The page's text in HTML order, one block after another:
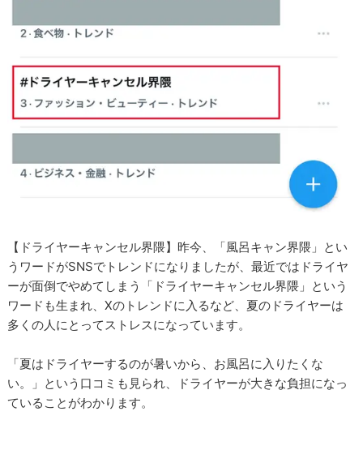
【ドライヤーキャンセル界隈】昨今、「風呂キャン界隈」とい
うワードがSNSでトレンドになりましたが、最近ではドライヤ
ーが面倒でやめてしまう「ドライヤーキャンセル界隈」という
ワードも生まれ、Xのトレンドに入るなど、夏のドライヤーは
多くの人にとってストレスになっています。
「夏はドライヤーするのが暑いから、お風呂に入りたくな
い。」という口コミも見られ、ドライヤーが大きな負担になっ
ていることがわかります。